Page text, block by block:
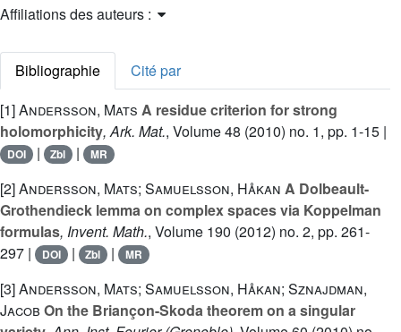
Affiliations des auteurs :
Bibliographie
Cité par
[1]Andersson, Mats A residue criterion for strong
holomorphicity, Ark. Mat., Volume 48 (2010) no. 1, pp. 1-15 |
DOI | Zbl | MR
[2]Andersson, Mats; Samuelsson, Håkan A Dolbeault-
Grothendieck lemma on complex spaces via Koppelman
formulas, Invent. Math., Volume 190 (2012) no. 2, pp. 261-
297 |
DOI | Zbl | MR
[3]Andersson, Mats; Samuelsson, Håkan; Sznajdman,
Jacob On the Briançon-Skoda theorem on a singular